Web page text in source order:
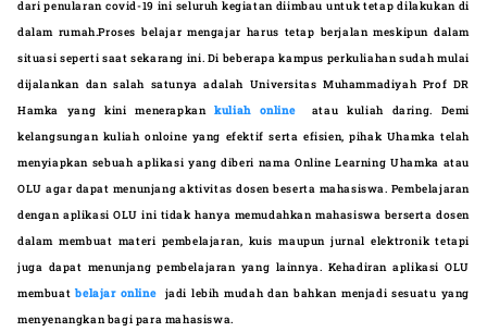
dari penularan covid-19 ini seluruh kegiatan diimbau untuk tetap dilakukan di
dalam rumah.Proses belajar mengajar harus tetap berjalan meskipun dalam
situasi seperti saat sekarang ini. Di beberapa kampus perkuliahan sudah mulai
dijalankan dan salah satunya adalah Universitas Muhammadiyah Prof DR
Hamka yang kini menerapkankuliah onlineatau kuliah daring. Demi
kelangsungan kuliah onloine yang efektif serta efisien, pihak Uhamka telah
menyiapkan sebuah aplikasi yang diberi nama Online Learning Uhamka atau
OLU agar dapat menunjang aktivitas dosen beserta mahasiswa. Pembelajaran
dengan aplikasi OLU ini tidak hanya memudahkan mahasiswa berserta dosen
dalam membuat materi pembelajaran, kuis maupun jurnal elektronik tetapi
juga dapat menunjang pembelajaran yang lainnya. Kehadiran aplikasi OLU
membuat belajar onlinejadi lebih mudah dan bahkan menjadi sesuatu yang
menyenangkan bagi para mahasiswa.